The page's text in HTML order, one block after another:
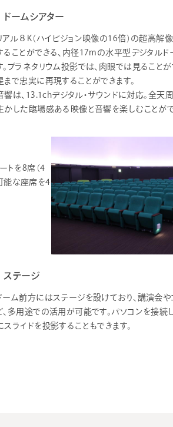
ンドワナ大陸の謎
空案内～
ドームシアター
アル８K（ハイビジョン映像の16倍）の超高解
ることができる、内径17mの水平型デジタルド
。プラネタリウム投影では、肉眼では見ること
まで忠実に再現することができます。
響は、13.1chデジタル・サウンドに対応。全天
かした臨場感ある映像と音響を楽しむことがで
トを8席（4
能な座席を4
ステージ
ーム前方にはステージを設けており、講演会や
、多用途での活用が可能です。パソコンを接続
スライドを投影することもできます。